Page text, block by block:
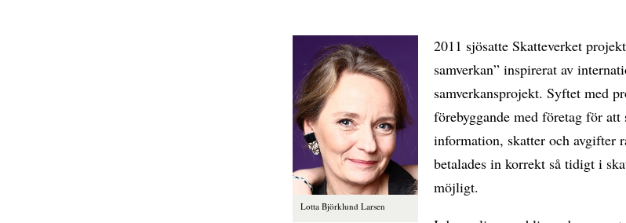
Lotta Björklund Larsen
2011 sjösatte Skatteverket
samverkan” inspirerat av
samverkansprojekt. Syftet med
förebyggande med företag för att
information, skatter och avgifter
betalades in korrekt så tidigt i
möjligt.